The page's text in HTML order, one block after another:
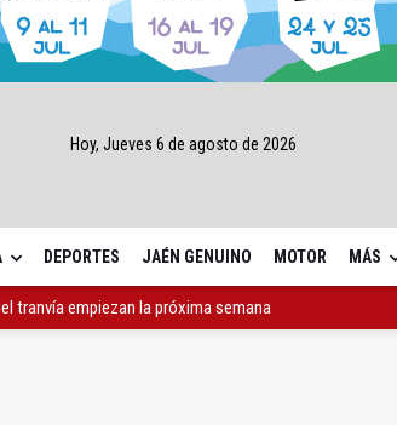
Hoy, Jueves 6 de agosto de 2026
DEPORTES JAÉN GENUINO MOTOR MÁS
su inversión social en la provincia